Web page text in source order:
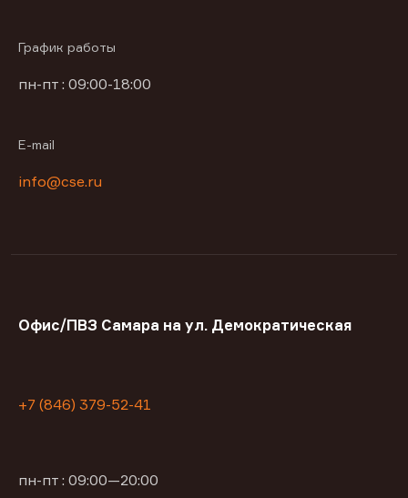
График работы
пн-пт : 09:00-18:00
E-mail
info@cse.ru
Офис/ПВЗ Самара на ул. Демократическая
+7 (846) 379-52-41
пн-пт : 09:00—20:00